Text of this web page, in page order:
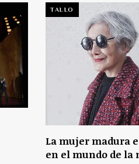
TALLO
La mujer madura
en el mundo de la